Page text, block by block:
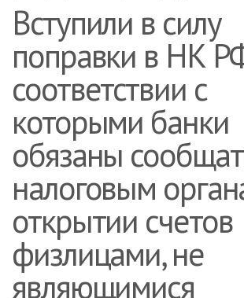
Вступили в силу
поправки в НК
соответствии с
которыми банки
обязаны
налоговым
открытии счетов
физлицами, не
являющимися